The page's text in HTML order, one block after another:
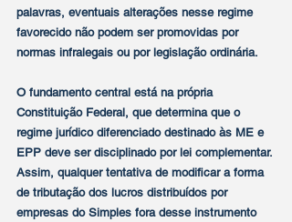
palavras, eventuais alterações nesse regime
favorecido não podem ser promovidas por
normas infralegais ou por legislação ordinária.
O fundamento central está na própria
Constituição Federal, que determina que o
regime jurídico diferenciado destinado às ME e
EPP deve ser disciplinado por lei complementar.
Assim, qualquer tentativa de modificar a forma
de tributação dos lucros distribuídos por
empresas do Simples fora desse instrumento